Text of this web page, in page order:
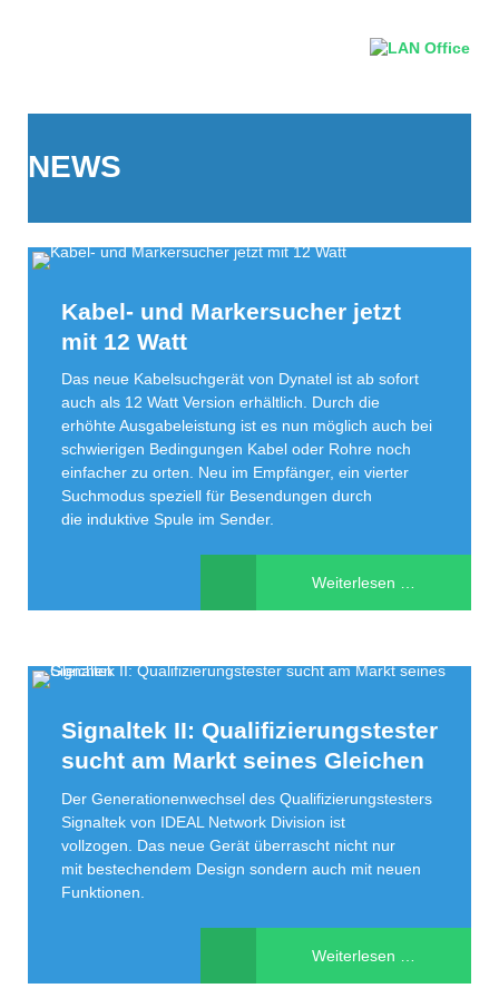
NEWS
Kabel- und Markersucher jetzt
mit 12 Watt
Das neue Kabelsuchgerät von Dynatel ist ab sofort
auch als 12 Watt Version erhältlich. Durch die
erhöhte Ausgabeleistung ist es nun möglich auch bei
schwierigen Bedingungen Kabel oder Rohre noch
einfacher zu orten. Neu im Empfänger, ein vierter
Suchmodus speziell für Besendungen durch
die induktive Spule im Sender.
Weiterlesen …
mit
Signaltek II: Qualifizierungstester
sucht am Markt seines Gleichen
Der Generationenwechsel des Qualifizierungstesters
Signaltek von IDEAL Network Division ist
vollzogen. Das neue Gerät überrascht nicht nur
mit bestechendem Design sondern auch mit neuen
Funktionen.
Weiterlesen …